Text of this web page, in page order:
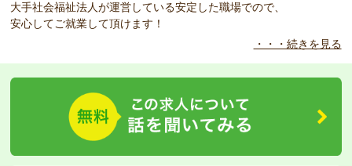
大手社会福祉法人が運営している安定した職場でので、
安心してご就業して頂けます！
一緒に介護のお仕事しませんか？
曜日シフト等ご相談下さい。
まずはお気軽にお問い合わせ下さい！
・・・続きを見る